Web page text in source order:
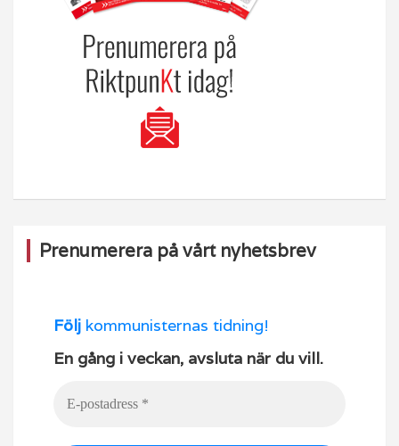
Prenumerera på vårt nyhetsbrev
Följ kommunisternas tidning!
En gång i veckan, avsluta när du vill.